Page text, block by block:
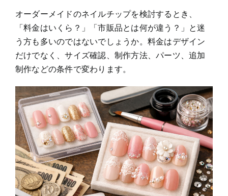
オーダーメイドのネイルチップを検討するとき、
「料金はいくら？」「市販品とは何が違う？」と迷
う方も多いのではないでしょうか。料金はデザイン
だけでなく、サイズ確認、制作方法、パーツ、追加
制作などの条件で変わります。